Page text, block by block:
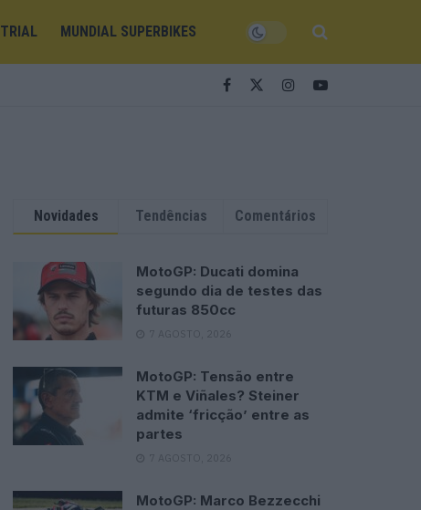
TRIAL MUNDIAL SUPERBIKES
Novidades Tendências Comentários
MotoGP: Ducati domina
segundo dia de testes das
futuras 850cc
7 AGOSTO, 2026
MotoGP: Tensão entre
KTM e Viñales? Steiner
admite ‘fricção’ entre as
partes
7 AGOSTO, 2026
MotoGP: Marco Bezzecchi